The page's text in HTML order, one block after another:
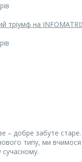
тріумф на
– добре забуте
типу, ми